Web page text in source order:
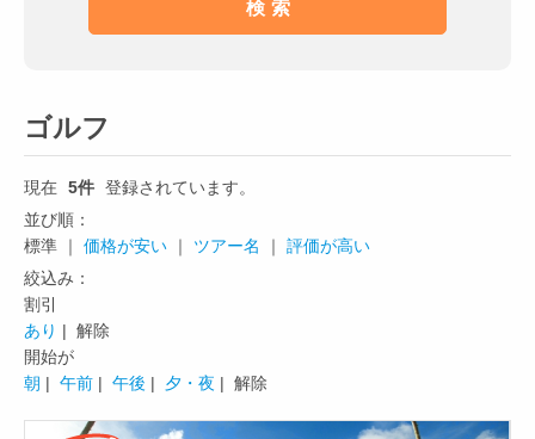
ゴルフ
現在 5件 登録されています。
並び順：
標準 ｜ 価格が安い ｜ ツアー名 ｜ 評価が高い
絞込み：
割引
あり | 解除
開始が
朝 | 午前 | 午後 | 夕・夜 | 解除